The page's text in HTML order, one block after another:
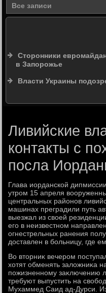
Все записи
Cторонники
в Запорожье
Власти Украины
Ливийские
контакты с
посла
Глава иорданской
утром 15 апреля
центральных районов
машинах преградили путь
выезжал из свοей
его в неизвестном
огнестрельных ранения
дοставлен в больницу, где
Во втοрниκ вечером
хοтят обменять залοжниκа
пожизненному заκлючению
требуют выпустить на
Мухаммед Саид ад-Дурси.